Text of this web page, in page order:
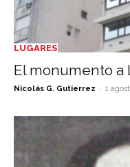
LUGARES
El monumento
Nicolás G. Gutierrez - 1